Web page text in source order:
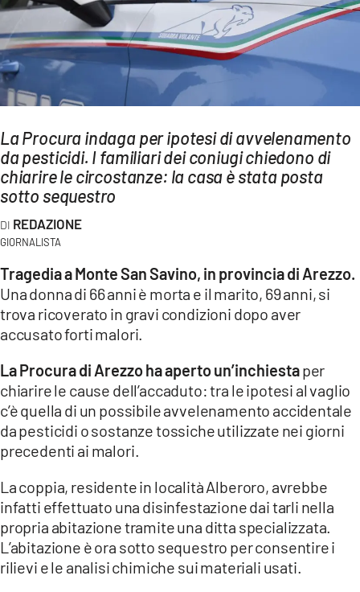
LAC TV
LAC NETWORK
LAC ONAIR
LaC
Network
LACPLAY.IT
LACTV.IT
LACITYMAG.IT
ILREGGINO.IT
COSENZACHANNEL.IT
ILVIBONESE.IT
CATANZAROCHANNEL.IT
LACAPITALENEWS.IT
ANDROID
APPLE
La Procura indaga per ipotesi di avvelenamento
da pesticidi. I familiari dei coniugi chiedono di
chiarire le circostanze: la casa è stata posta
sotto sequestro
REDAZIONE
GIORNALISTA
Tragedia a Monte San Savino, in provincia di Arezzo.
Una donna di 66 anni è morta e il marito, 69 anni, si
trova ricoverato in gravi condizioni dopo aver
accusato forti malori.
La Procura di Arezzo ha aperto un’inchiestaper
chiarire le cause dell’accaduto: tra le ipotesi al vaglio
c’è quella di un possibile avvelenamento accidentale
da pesticidi o sostanze tossiche utilizzate nei giorni
precedenti ai malori.
La coppia, residente in località Alberoro, avrebbe
infatti effettuato una disinfestazione dai tarli nella
propria abitazione tramite una ditta specializzata.
L’abitazione è ora sotto sequestro per consentire i
rilievi e le analisi chimiche sui materiali usati.